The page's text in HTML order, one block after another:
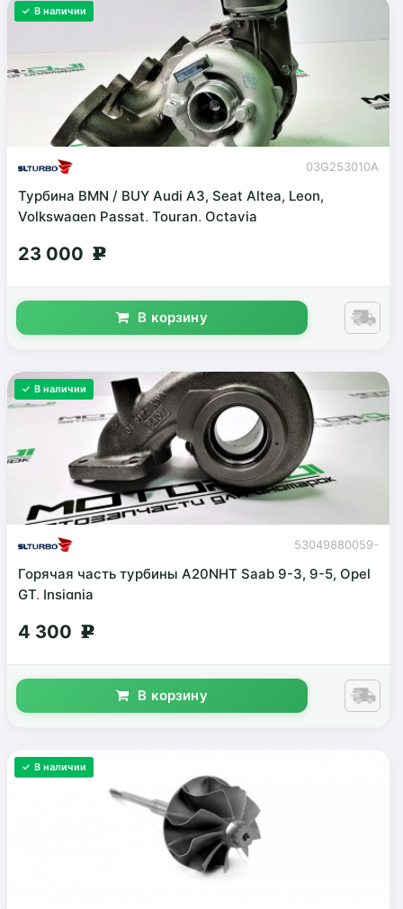
✓ В наличии
03G253010A
Турбина BMN / BUY Audi A3, Seat Altea, Leon,
Volkswagen Passat, Touran, Octavia
23 000 g
В корзину
✓ В наличии
53049880059-
Горячая часть турбины A20NHT Saab 9-3, 9-5, Opel
GT, Insignia
4 300 g
В корзину
✓ В наличии